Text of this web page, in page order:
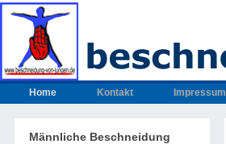
Home Kontakt Impressum
Männliche Beschneidung